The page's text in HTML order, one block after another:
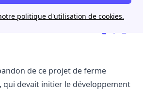
politique d'utilisation de cookies.
2022
de ce projet de ferme
devait initier le développement